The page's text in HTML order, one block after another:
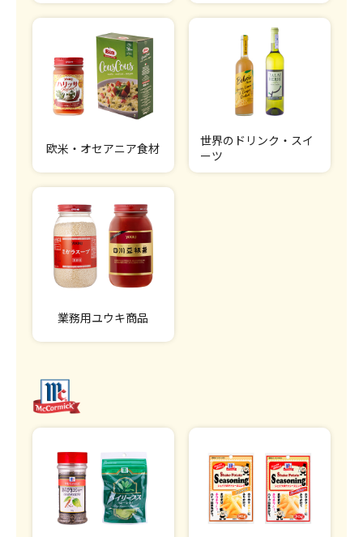
欧米・オセアニア食材
世界のドリンク・スイ
ーツ
業務用ユウキ商品